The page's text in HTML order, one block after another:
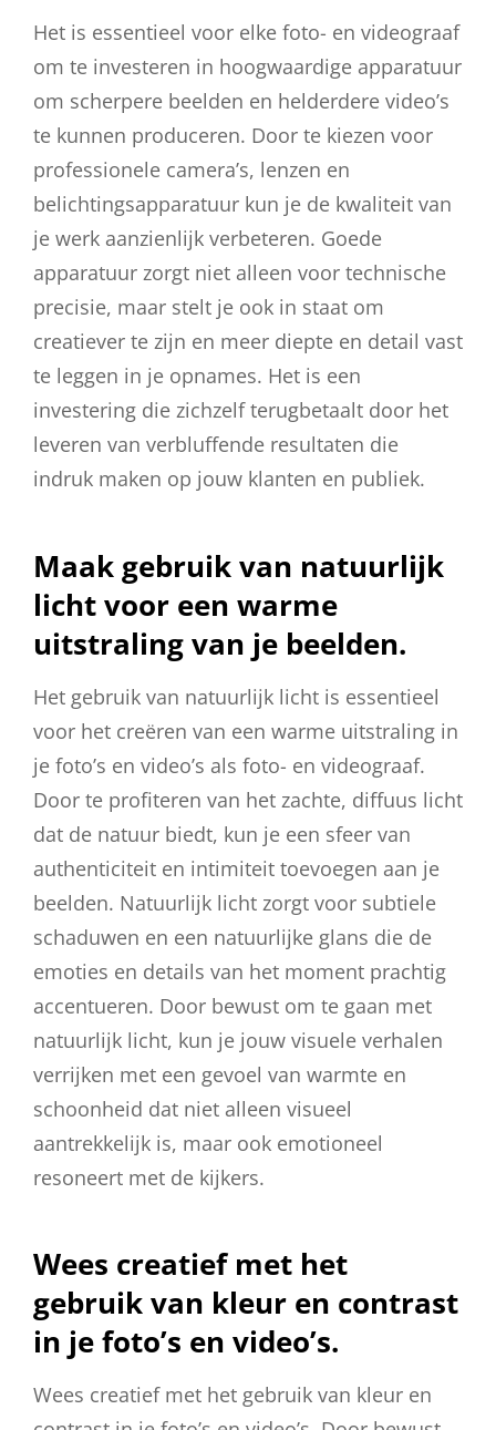
Het is essentieel voor elke foto- en videograaf
om te investeren in hoogwaardige apparatuur
om scherpere beelden en helderdere video’s
te kunnen produceren. Door te kiezen voor
professionele camera’s, lenzen en
belichtingsapparatuur kun je de kwaliteit van
je werk aanzienlijk verbeteren. Goede
apparatuur zorgt niet alleen voor technische
precisie, maar stelt je ook in staat om
creatiever te zijn en meer diepte en detail vast
te leggen in je opnames. Het is een
investering die zichzelf terugbetaalt door het
leveren van verbluffende resultaten die
indruk maken op jouw klanten en publiek.
Maak gebruik van natuurlijk
licht voor een warme
uitstraling van je beelden.
Het gebruik van natuurlijk licht is essentieel
voor het creëren van een warme uitstraling in
je foto’s en video’s als foto- en videograaf.
Door te profiteren van het zachte, diffuus licht
dat de natuur biedt, kun je een sfeer van
authenticiteit en intimiteit toevoegen aan je
beelden. Natuurlijk licht zorgt voor subtiele
schaduwen en een natuurlijke glans die de
emoties en details van het moment prachtig
accentueren. Door bewust om te gaan met
natuurlijk licht, kun je jouw visuele verhalen
verrijken met een gevoel van warmte en
schoonheid dat niet alleen visueel
aantrekkelijk is, maar ook emotioneel
resoneert met de kijkers.
Wees creatief met het
gebruik van kleur en contrast
in je foto’s en video’s.
Wees creatief met het gebruik van kleur en